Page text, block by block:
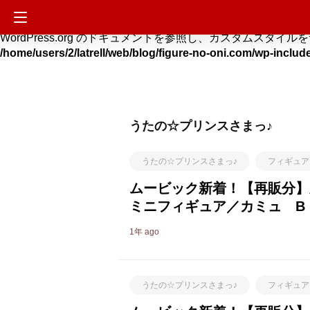
Deprecated
WordPress.org のドキュメントを参照し、カスタムスタイル
/home/users/2/latrell/web/blog/figure-no-oni.com/wp-
うたの☆プリンスさまっ♪
うたの☆プリンスさまっ♪ フィギュア
ムービック新着！【再販分
ミニフィギュア／カミュ B
1年 ago
うたの☆プリンスさまっ♪ フィギュア